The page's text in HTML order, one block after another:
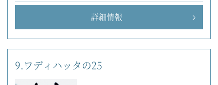
詳細情報
9.ワディハッタの25